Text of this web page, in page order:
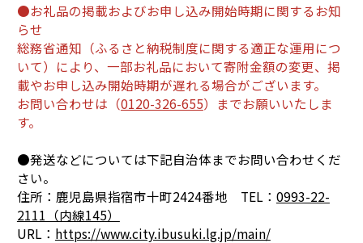
●お礼品の掲載およびお申し込み開始時期に関するお知
らせ
総務省通知（ふるさと納税制度に関する適正な運用につ
いて）により、一部お礼品において寄附金額の変更、掲
載やお申し込み開始時期が遅れる場合がございます。
お問い合わせは（0120-326-655）までお願いいたしま
す。
●発送などについては下記自治体までお問い合わせくだ
さい。
住所：鹿児島県指宿市十町2424番地 TEL： 0993-22-
2111（内線145）
URL： https://www.city.ibusuki.lg.jp/main/